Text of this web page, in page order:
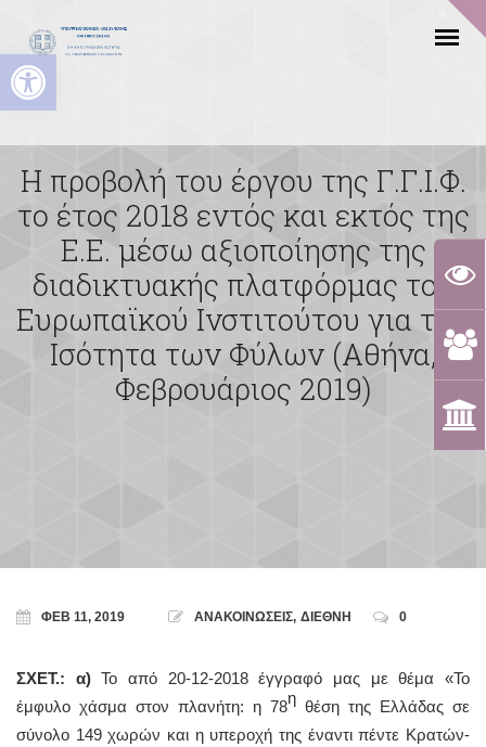
Ανοίξτε τη γραμμή εργαλείων
Η προβολή του έργου της Γ.Γ.Ι.Φ.
το έτος 2018 εντός και εκτός της
Ε.Ε. μέσω αξιοποίησης της
διαδικτυακής πλατφόρμας του
Ευρωπαϊκού Ινστιτούτου για την
Ισότητα των Φύλων (Αθήνα,
Φεβρουάριος 2019)
ΦΕΒ 11, 2019 ΑΝΑΚΟΙΝΩΣΕΙΣ, ΔΙΕΘΝΗ 0
ΣΧΕΤ.: α)Το από 20-12-2018 έγγραφό μας με θέμα «Το
έμφυλο χάσμα στον πλανήτη: η 78η θέση της Ελλάδας σε
σύνολο 149 χωρών και η υπεροχή της έναντι πέντε Κρατών-